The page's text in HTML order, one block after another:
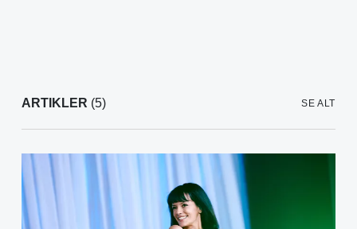
ARTIKLER (5) SE ALT